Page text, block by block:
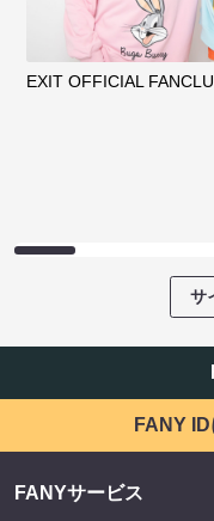
EXIT OFFICIAL
サ
FANY
FANYサービス